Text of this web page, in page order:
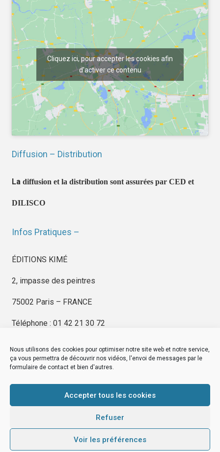
Nous utilisons des cookies pour optimiser notre site web et notre service,
ça vous permettra de découvrir nos vidéos, l'envoi de messages par le
formulaire de contact et bien d'autres.
Accepter tous les cookies
Refuser
Voir les préférences
Cliquez ici, pour accepter les cookies afin
d'activer ce contenu
Diffusion – Distribution
La diffusion et la distribution sont assurées par CED et
DILISCO
Infos Pratiques –
ÉDITIONS KIMÉ
2, impasse des peintres
75002 Paris – FRANCE
Téléphone : 01 42 21 30 72
EDITIONS KIMÉ
Mentions Légales
© byeDovel.com
editionskime.fr